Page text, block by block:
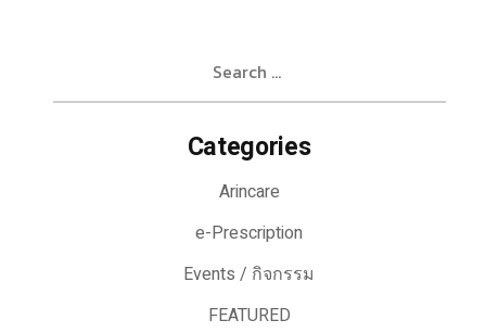
Categories
Arincare
e-Prescription
Events / กิจกรรม
FEATURED